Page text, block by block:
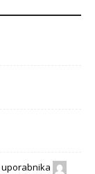
uporabnika